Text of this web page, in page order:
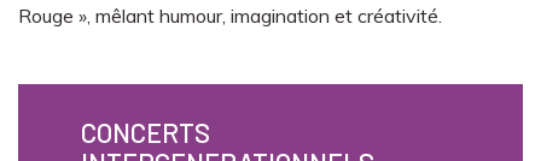
Rouge », mêlant humour, imagination et créativité.
CONCERTS